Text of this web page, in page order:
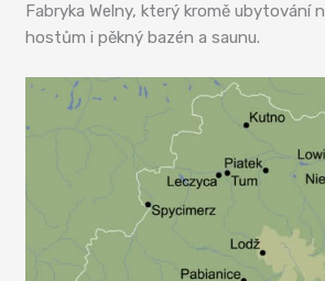
Fabryka Welny, který kromě ubytování
hostům i pěkný bazén a saunu.